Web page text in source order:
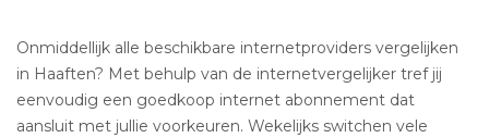
Onmiddellijk alle beschikbare internetproviders vergelijken
in Haaften? Met behulp van de internetvergelijker tref jij
eenvoudig een goedkoop internet abonnement dat
aansluit met jullie voorkeuren. Wekelijks switchen vele